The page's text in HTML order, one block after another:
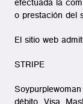
efectuada la
o prestación del
El sitio web
STRIPE
débito Visa,